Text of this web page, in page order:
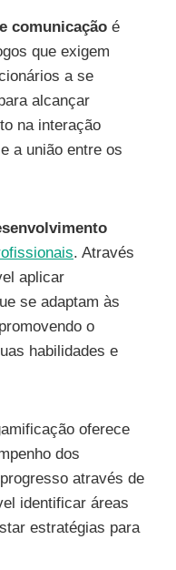
comunicação é
que exigem
a se
alcançar
na interação
e a união entre os
. Através
aplicar
se adaptam às
o
habilidades e
oferece
dos
através de
identificar áreas
estratégias para